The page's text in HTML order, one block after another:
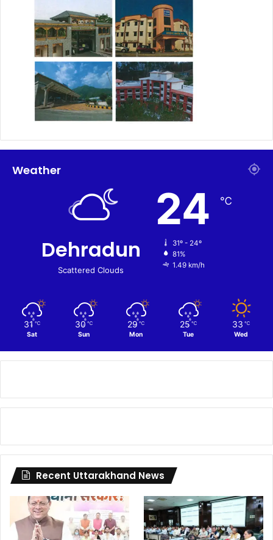
Weather
Dehradun
Scattered Clouds
24 ℃
31º - 24º
81%
1.49 km/h
31 ℃
Sat
30 ℃
Sun
29 ℃
Mon
25 ℃
Tue
33 ℃
Wed
Recent Uttarakhand News